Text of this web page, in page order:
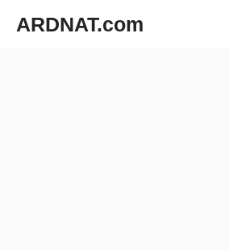
ARDNAT.com